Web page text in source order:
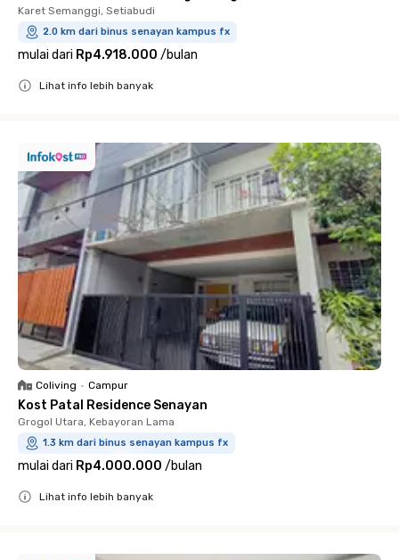
Karet Semanggi, Setiabudi
2.0 km dari binus senayan kampus fx
mulai dari Rp4.918.000 /bulan
Lihat info lebih banyak
Coliving • Campur
Kost Patal Residence Senayan
Grogol Utara, Kebayoran Lama
1.3 km dari binus senayan kampus fx
mulai dari Rp4.000.000 /bulan
Lihat info lebih banyak